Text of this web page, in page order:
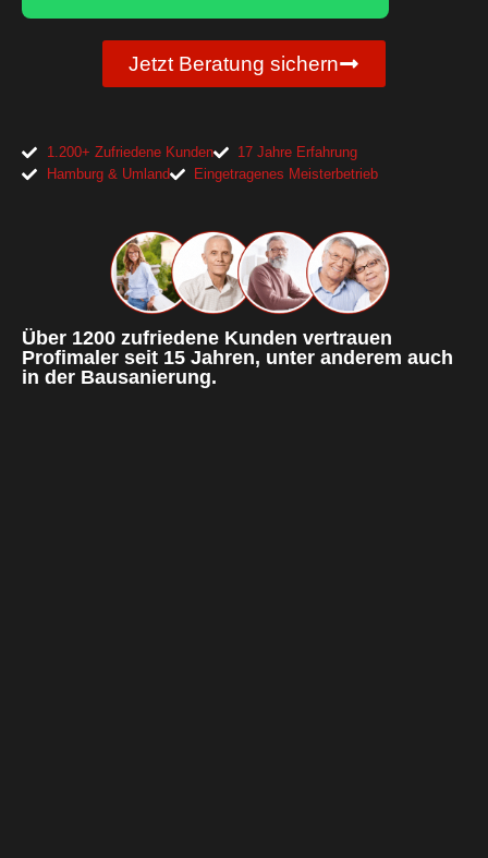
Jetzt Beratung sichern
1.200+ Zufriedene Kunden
17 Jahre Erfahrung
Hamburg & Umland
Eingetragenes Meisterbetrieb
Über 1200 zufriedene Kunden vertrauen
Profimaler seit 15 Jahren, unter anderem auch
in der Bausanierung.